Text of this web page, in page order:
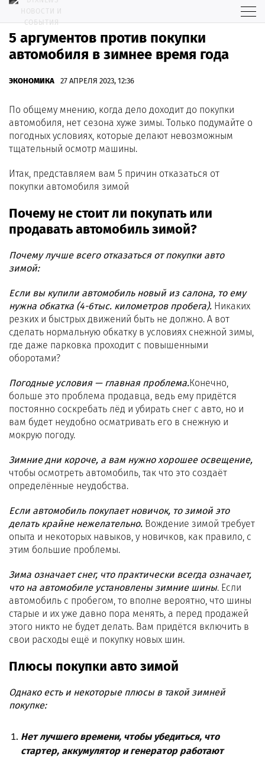
5 аргументов против покупки
автомобиля в зимнее время года
ЭКОНОМИКА 27 АПРЕЛЯ 2023, 12:36
По общему мнению, когда дело доходит до покупки
автомобиля, нет сезона хуже зимы. Только подумайте о
погодных условиях, которые делают невозможным
тщательный осмотр машины.
Итак, представляем вам 5 причин отказаться от
покупки автомобиля зимой
Почему не стоит ли покупать или
продавать автомобиль зимой?
Почему лучше всего отказаться от покупки авто
зимой:
Если вы купили автомобиль новый из салона, то ему
нужна обкатка (4-6тыс. километров пробега). Никаких
резких и быстрых движений быть не должно. А вот
сделать нормальную обкатку в условиях снежной зимы,
где даже парковка проходит с повышенными
оборотами?
Погодные условия — главная проблема.Конечно,
больше это проблема продавца, ведь ему придётся
постоянно соскребать лёд и убирать снег с авто, но и
вам будет неудобно осматривать его в снежную и
мокрую погоду.
Зимние дни короче, а вам нужно хорошее освещение,
чтобы осмотреть автомобиль, так что это создаёт
определённые неудобства.
Если автомобиль покупает новичок, то зимой это
делать крайне нежелательно. Вождение зимой требует
опыта и некоторых навыков, у новичков, как правило, с
этим большие проблемы.
Зима означает снег, что практически всегда означает,
что на автомобиле установлены зимние шины. Если
автомобиль с пробегом, то вполне вероятно, что шины
старые и их уже давно пора менять, а перед продажей
этого никто не будет делать. Вам придётся включить в
свои расходы ещё и покупку новых шин.
Плюсы покупки авто зимой
Однако есть и некоторые плюсы в такой зимней
покупке:
Нет лучшего времени, чтобы убедиться, что
стартер, аккумулятор и генератор работают